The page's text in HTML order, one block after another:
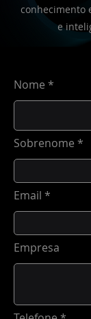
conhecimento
e
Nome
Sobrenome
Email
Empresa